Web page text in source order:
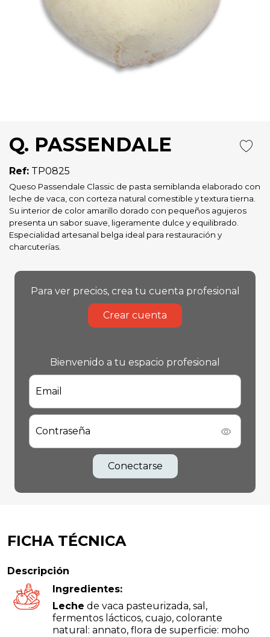
Q. PASSENDALE
Ref: TP0825
Queso Passendale Classic de pasta semiblanda elaborado con
leche de vaca, con corteza natural comestible y textura tierna.
Su interior de color amarillo dorado con pequeños agujeros
presenta un sabor suave, ligeramente dulce y equilibrado.
Especialidad artesanal belga ideal para restauración y
charcuterías.
Para ver precios, crea tu cuenta profesional
Crear cuenta
Bienvenido a tu espacio profesional
Email
Contraseña
Conectarse
FICHA TÉCNICA
Descripción
Ingredientes:
Leche de vaca pasteurizada, sal,
fermentos lácticos, cuajo, colorante
natural: annato, flora de superficie: moho